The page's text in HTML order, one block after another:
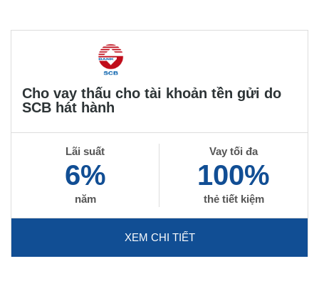
Cho vay thấu cho tài khoản tền gửi do
SCB hát hành
Lãi suất
6%
năm
Vay tối đa
100%
thẻ tiết kiệm
XEM CHI TIẾT